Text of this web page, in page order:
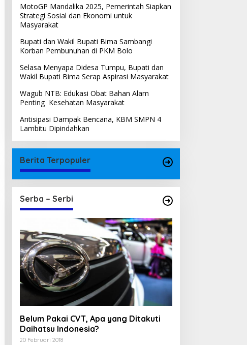
MotoGP Mandalika 2025, Pemerintah Siapkan
Strategi Sosial dan Ekonomi untuk
Masyarakat
Bupati dan Wakil Bupati Bima Sambangi
Korban Pembunuhan di PKM Bolo
Selasa Menyapa Didesa Tumpu, Bupati dan
Wakil Bupati Bima Serap Aspirasi Masyarakat
Wagub NTB: Edukasi Obat Bahan Alam
Penting Kesehatan Masyarakat
Antisipasi Dampak Bencana, KBM SMPN 4
Lambitu Dipindahkan
Berita Terpopuler
Serba – Serbi
Belum Pakai CVT, Apa yang Ditakuti
Daihatsu Indonesia?
20 Februari 2018